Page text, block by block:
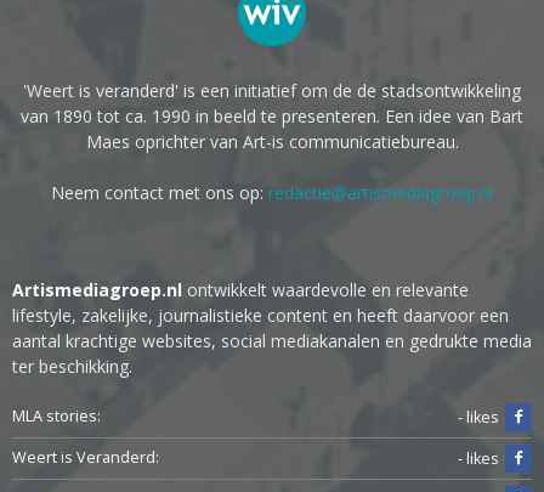
'Weert is veranderd' is een initiatief om de de stadsontwikkeling
van 1890 tot ca. 1990 in beeld te presenteren. Een idee van Bart
Maes oprichter van Art-is communicatiebureau.
Neem contact met ons op: redactie@artismediagroep.nl
Artismediagroep.nl ontwikkelt waardevolle en relevante
lifestyle, zakelijke, journalistieke content en heeft daarvoor een
aantal krachtige websites, social mediakanalen en gedrukte media
ter beschikking.
MLA stories:
- likes
Weert is Veranderd:
- likes